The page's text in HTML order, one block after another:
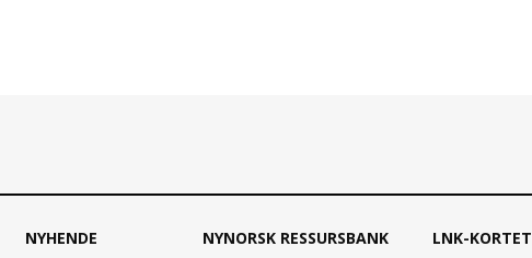
NYHENDE
NYNORSK RESSURSBANK
LNK-KORTET